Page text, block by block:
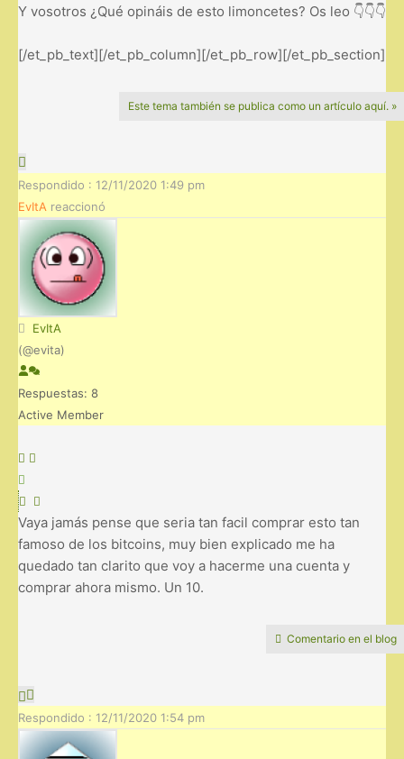
Y vosotros ¿Qué opináis de esto limoncetes? Os leo 👇👇👇
[/et_pb_text][/et_pb_column][/et_pb_row][/et_pb_section]
Este tema también se publica como un artículo aquí. »
Respondido : 12/11/2020 1:49 pm
EvItA reaccionó
EvItA
(@evita)
Respuestas: 8
Active Member
Vaya jamás pense que seria tan facil comprar esto tan
famoso de los bitcoins, muy bien explicado me ha
quedado tan clarito que voy a hacerme una cuenta y
comprar ahora mismo. Un 10.
Comentario en el blog
Respondido : 12/11/2020 1:54 pm